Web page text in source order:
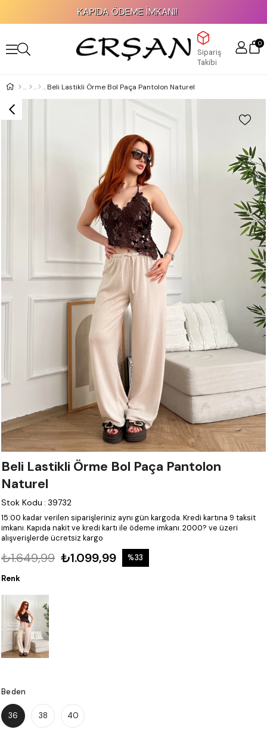
KAPIDA ÖDEME İMKANI!
Sipariş
Takibi
0
Beli Lastikli Örme Bol Paça Pantolon Naturel
Beli Lastikli Örme Bol Paça Pantolon
Naturel
Stok Kodu : 39732
15:00 kadar verilen siparişleriniz aynı gün kargoda.Kredi kartına 9 taksit
imkanı.Kapıda nakit ve kredi kartı ile ödeme imkanı.2000? ve üzeri
alışverişlerde ücretsiz kargo
₺1.649,99 ₺1.099,99 %33
Renk
Beden
36 38 40